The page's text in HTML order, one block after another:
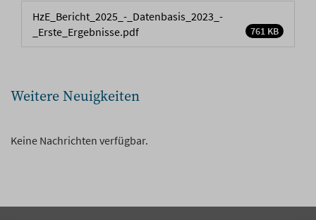
HzE_Bericht_2025_-_Datenbasis_2023_-
_Erste_Ergebnisse.pdf
761 KB
Weitere Neuigkeiten
Keine Nachrichten verfügbar.